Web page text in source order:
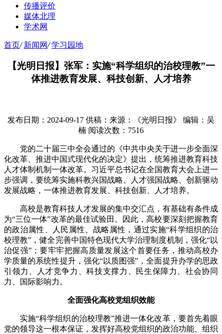
传播评价
媒体北理
学术网
首页/ 新闻网/ 学习园地
【光明日报】张军：实施“科学组织的治校理教”一
体推进教育发展、科技创新、人才培养
发布日期：2024-09-17 供稿：来源：《光明日报》
编辑：吴
楠 阅读次数： 7516
党的二十届三中全会通过的《中共中央关于进一步全面深
化改革、推进中国式现代化的决定》提出，统筹推进教育科技
人才体制机制一体改革。习近平总书记在全国教育大会上进一
步强调，要统筹实施科教兴国战略、人才强国战略、创新驱动
发展战略，一体推进教育发展、科技创新、人才培养。
高校是教育科技人才发展的集中交汇点，有基础有条件成
为“三位一体”改革的最佳试验田。因此，高校要深刻把握教育
的政治属性、人民属性、战略属性，通过实施“科学组织的治
校理教”，健全完善中国特色现代大学治理制度机制，强化“以
治促强”；要牢牢把握高质量发展这个首要任务，推动高校办
学质量的系统性提升，强化“以质图强”，全面提升办学的思政
引领力、人才竞争力、科技支撑力、民生保障力、社会协同
力、国际影响力。
全面强化高校党组织效能
实施“科学组织的治校理教”推进一体化改革，要首先着眼
党的领导这一根本保证，发挥好高校党组织的政治功能、组织